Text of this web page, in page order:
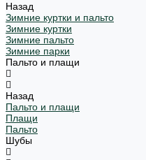
Назад
Зимние куртки и пальто
Зимние куртки
Зимние пальто
Зимние парки
Пальто и плащи
Назад
Пальто и плащи
Плащи
Пальто
Шубы